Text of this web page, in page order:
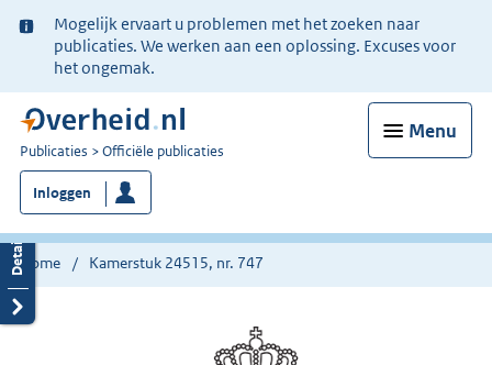
Ter
informatie:
Mogelijk ervaart u problemen met het zoeken naar
publicaties. We werken aan een oplossing. Excuses voor
het ongemak.
Menu
U
bent
nu
hier:
Publicaties Officiële publicaties
Inloggen
Home Kamerstuk 24515, nr. 747